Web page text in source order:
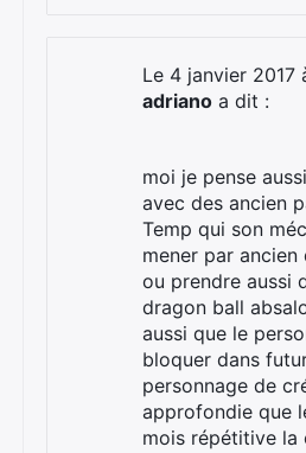
Le 4 janvier 2017
adriano a dit :
moi je pense
avec des ancien
Temp qui son
mener par
ou prendre aussi
dragon ball
aussi que le
bloquer dans
personnage de
approfondie que
mois répétitive la